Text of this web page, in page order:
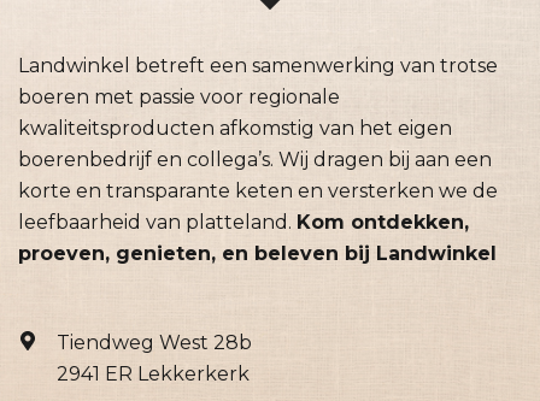
Landwinkel betreft een samenwerking van trotse
boeren met passie voor regionale
kwaliteitsproducten afkomstig van het eigen
boerenbedrijf en collega’s. Wij dragen bij aan een
korte en transparante keten en versterken we de
leefbaarheid van platteland. Kom ontdekken,
proeven, genieten, en beleven bij Landwinkel
Tiendweg West 28b
2941 ER Lekkerkerk